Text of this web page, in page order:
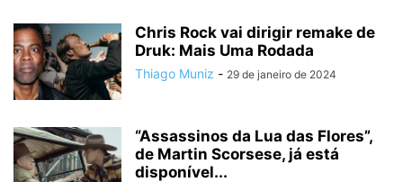
Chris Rock vai dirigir remake de
Druk: Mais Uma Rodada
Thiago Muniz - 29 de janeiro de 2024
“Assassinos da Lua das Flores”,
de Martin Scorsese, já está
disponível...